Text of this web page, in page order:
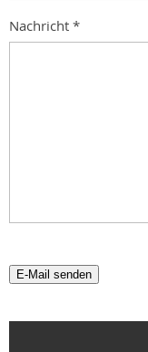
Nachricht *
E-Mail senden